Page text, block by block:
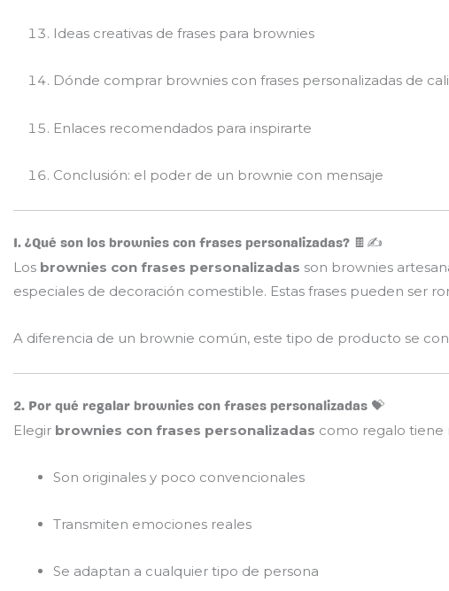
Ideas creativas de frases para brownies
Dónde comprar brownies con frases personalizadas de
Enlaces recomendados para inspirarte
Conclusión: el poder de un brownie con mensaje
1. ¿Qué son los brownies con frases personalizadas? 🍫✍️
Los brownies con frases personalizadas son brownies
especiales de decoración comestible. Estas frases pueden ser
A diferencia de un brownie común, este tipo de producto se
2. Por qué regalar brownies con frases personalizadas 💝
Elegir brownies con frases personalizadas como regalo tiene
Son originales y poco convencionales
Transmiten emociones reales
Se adaptan a cualquier tipo de persona